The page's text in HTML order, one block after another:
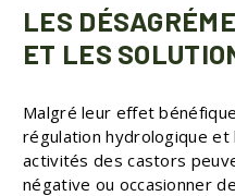
LES
ET LES
Malgré leur effet
régulation hydrologique et
activités des castors
négative ou occasionner